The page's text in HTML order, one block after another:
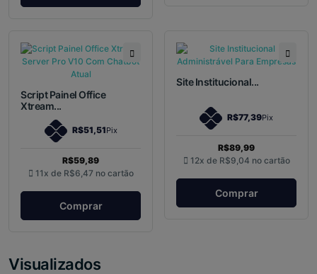
Script Painel Office
Xtream...
R$51,51Pix
R$59,89
11x de R$6,47 no cartão
Comprar
Site Institucional...
R$77,39Pix
R$89,99
12x de R$9,04 no cartão
Comprar
Visualizados